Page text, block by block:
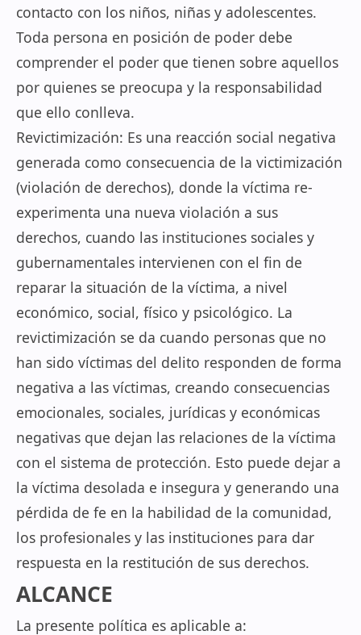
contacto con los niños, niñas y adolescentes.
Toda persona en posición de poder debe
comprender el poder que tienen sobre aquellos
por quienes se preocupa y la responsabilidad
que ello conlleva.
Revictimización: Es una reacción social negativa
generada como consecuencia de la victimización
(violación de derechos), donde la víctima re-
experimenta una nueva violación a sus
derechos, cuando las instituciones sociales y
gubernamentales intervienen con el fin de
reparar la situación de la víctima, a nivel
económico, social, físico y psicológico. La
revictimización se da cuando personas que no
han sido víctimas del delito responden de forma
negativa a las víctimas, creando consecuencias
emocionales, sociales, jurídicas y económicas
negativas que dejan las relaciones de la víctima
con el sistema de protección. Esto puede dejar a
la víctima desolada e insegura y generando una
pérdida de fe en la habilidad de la comunidad,
los profesionales y las instituciones para dar
respuesta en la restitución de sus derechos.
ALCANCE
La presente política es aplicable a: